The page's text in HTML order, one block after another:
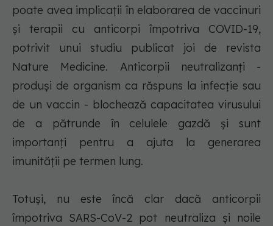
poate avea implicaţii în elaborarea de vaccinuri
şi terapii cu anticorpi împotriva COVID-19,
potrivit unui studiu publicat joi de revista
Nature Medicine. Anticorpii neutralizanţi -
produşi de organism ca răspuns la infecţie sau
de un vaccin - blochează capacitatea virusului
de a pătrunde în celulele gazdă şi sunt
importanţi pentru a ajuta la generarea
imunităţii pe termen lung.
Totuşi, nu este încă clar dacă anticorpii
împotriva SARS-CoV-2 pot neutraliza şi noile